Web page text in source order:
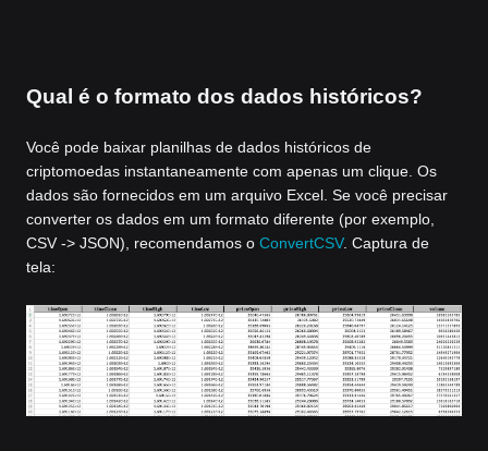
Qual é o formato dos dados históricos?
Você pode baixar planilhas de dados históricos de
criptomoedas instantaneamente com apenas um clique. Os
dados são fornecidos em um arquivo Excel. Se você precisar
converter os dados em um formato diferente (por exemplo,
CSV -> JSON), recomendamos o ConvertCSV. Captura de
tela: